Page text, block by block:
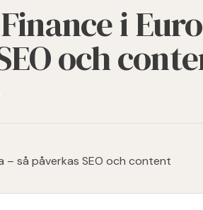
i
och
– så påverkas SEO och content